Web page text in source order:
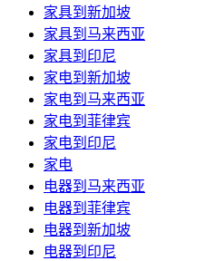
家具到新加坡
家具到马来西亚
家具到印尼
家电到新加坡
家电到马来西亚
家电到菲律宾
家电到印尼
家电
电器到马来西亚
电器到菲律宾
电器到新加坡
电器到印尼